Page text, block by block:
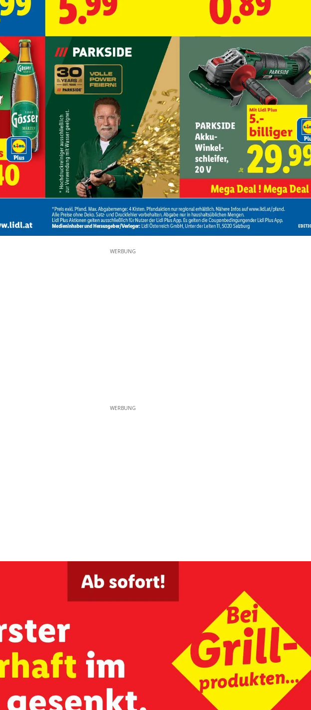
WERBUNG
WERBUNG